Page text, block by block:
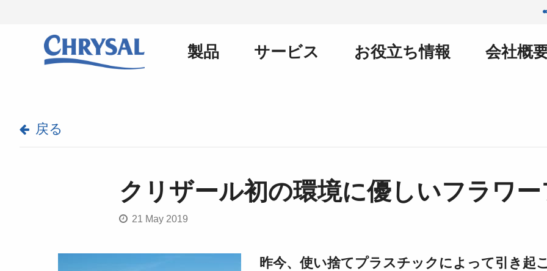
Main
製品 サービス お役立ち情報 会社概
戻る
クリザール初の環境に優しいフラワ
21 May 2019
昨今、使い捨てプラスチックによって引き起